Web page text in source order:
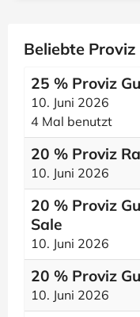
Beliebte
25 % Proviz
10. Juni 2026
4 Mal benutzt
20 % Proviz
10. Juni 2026
20 % Proviz
Sale
10. Juni 2026
20 % Proviz
10. Juni 2026